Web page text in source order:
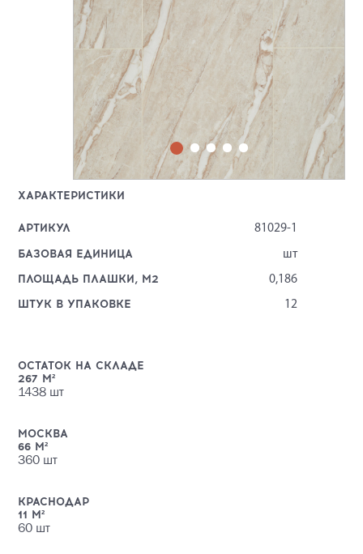
ХАРАКТЕРИСТИКИ
АРТИКУЛ
81029-1
БАЗОВАЯ ЕДИНИЦА
шт
ПЛОЩАДЬ ПЛАШКИ, М2
0,186
ШТУК В УПАКОВКЕ
12
ОСТАТОК НА СКЛАДЕ
267 М²
1438шт
МОСКВА
66 М²
360шт
КРАСНОДАР
11 М²
60шт